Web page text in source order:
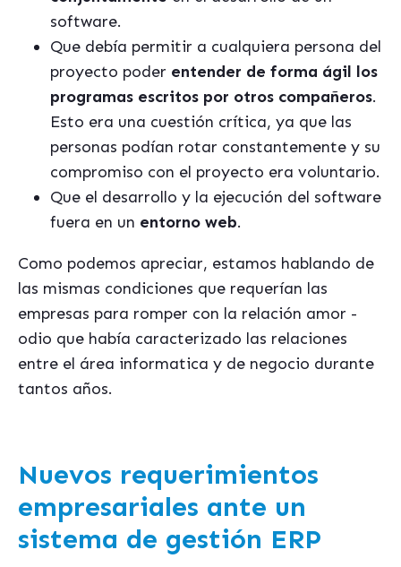
software.
Que debía permitir a cualquiera persona del
proyecto poder entender de forma ágil los
programas escritos por otros compañeros.
Esto era una cuestión crítica, ya que las
personas podían rotar constantemente y su
compromiso con el proyecto era voluntario.
Que el desarrollo y la ejecución del software
fuera en un entorno web.
Como podemos apreciar, estamos hablando de
las mismas condiciones que requerían las
empresas para romper con la relación amor -
odio que había caracterizado las relaciones
entre el área informatica y de negocio durante
tantos años.
Nuevos requerimientos
empresariales ante un
sistema de gestión ERP